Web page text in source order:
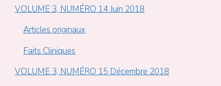
VOLUME 3, NUMÉRO 14 Juin 2018
Articles originaux
Faits Cliniques
VOLUME 3, NUMÉRO 15 Décembre 2018